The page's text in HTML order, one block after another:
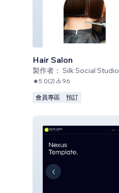
Hair Salon
製作者： Silk Social Studio
5.0(2) 96
會員專區 預訂